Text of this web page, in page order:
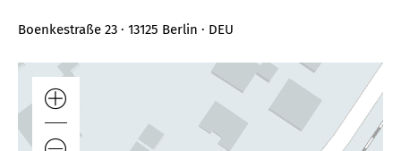
Boenkestraße 23 · 13125 Berlin · DEU